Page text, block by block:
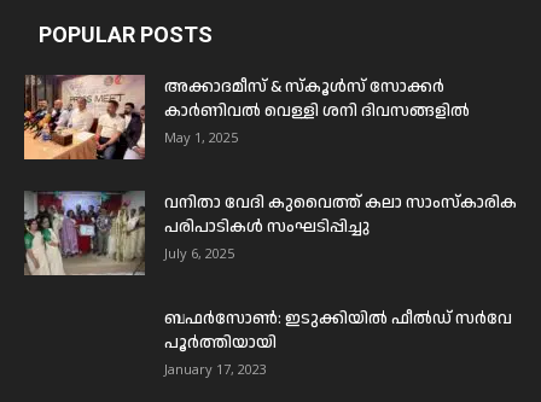
POPULAR POSTS
അക്കാദമീസ് & സ്കൂൾസ് സോക്കർ
കാർണിവൽ വെള്ളി ശനി ദിവസങ്ങളിൽ
May 1, 2025
വനിതാ വേദി കുവൈത്ത് കലാ സാംസ്കാരിക
പരിപാടികൾ സംഘടിപ്പിച്ചു
July 6, 2025
ബഫര്‍സോണ്‍: ഇടുക്കിയില്‍ ഫീല്‍ഡ് സര്‍വേ
പൂര്‍ത്തിയായി
January 17, 2023